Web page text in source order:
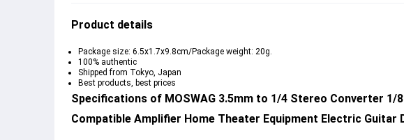
Product details
Package size: 6.5x1.7x9.8cm/Package weight: 20g.
100% authentic
Shipped from Tokyo, Japan
Best products, best prices
Specifications of MOSWAG 3.5mm to 1/4 Stereo Converter 1/
Compatible Amplifier Home Theater Equipment Electric Guitar